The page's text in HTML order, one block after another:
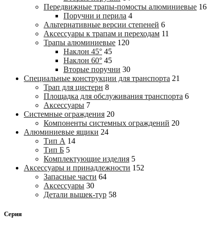
Передвижные трапы-помосты алюминиевые 16
Поручни и перила 4
Альтернативные версии степеней 6
Аксессуары к трапам и переходам 11
Трапы алюминиевые 120
Наклон 45° 45
Наклон 60° 45
Вторые поручни 30
Специальные конструкции для транспорта 21
Трап для цистерн 8
Площадка для обслуживания транспорта 6
Аксессуары 7
Системные ограждения 20
Компоненты системных ограждений 20
Алюминиевые ящики 24
Тип А 14
Тип Б 5
Комплектующие изделия 5
Аксессуары и принадлежности 152
Запасные части 64
Аксессуары 30
Детали вышек-тур 58
Серия